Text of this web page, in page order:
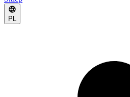
PL